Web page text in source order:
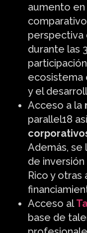
aumento
perspectiva
durante las
ecosistema
y el
Acceso a la
parallel18
Además,
de
Rico y otras
Acceso al
base de